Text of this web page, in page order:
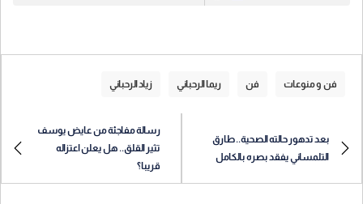
فن و منوعات فن ريما الرحباني زياد الرحباني
بعد تدهور حالته الصحية.. طارق
التلمساني يفقد بصره بالكامل
رسالة مفاجئة من عايض يوسف
تثير القلق.. هل يعلن اعتزاله
قريبا؟